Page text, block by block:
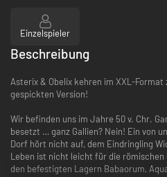
Einzelspieler
Beschreibung
Asterix & Obelix kehren im XXL-
gespickten Version!
Wir befinden uns im Jahre 50 v. Chr.
besetzt … ganz Gallien? Nein! Ein von
Dorf hört nicht auf, dem Eindringling
Leben ist nicht leicht für die römischen
den befestigten Lagern Babaorum,